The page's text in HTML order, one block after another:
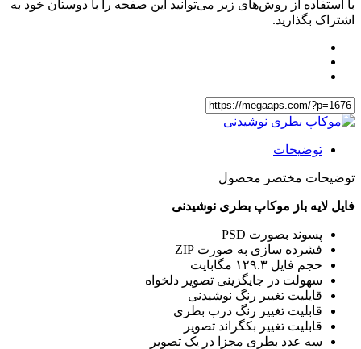
با استفاده از روش‌های زیر می‌توانید این صفحه را با دوستان خود به
اشتراک بگذارید.
توضیحات
توضیحات مختصر محصول
فایل لایه باز موکاپ بطری نوشیدنی
پسوند بصورت PSD
فشرده سازی به صورت ZIP
حجم فایل ۱۲۹.۳ مگابایت
سهولت در جایگزینی تصویر دلخواه
قایلیت تغییر رنگ نوشیدنی
قابلیت تغییر رنگ درب بطری
قابلیت تغییر بکگراند تصویر
سه عدد بطری مجزا در یک تصویر